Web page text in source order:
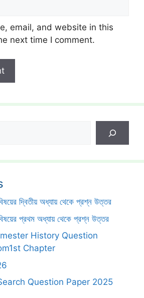
email, and website in this
next time I comment.
দ্বিতীয় অধ্যায় থেকে প্রশ্ন উত্তর
প্রথম অধ্যায় থেকে প্রশ্ন উত্তর
History Question
Chapter
Question Paper 2025